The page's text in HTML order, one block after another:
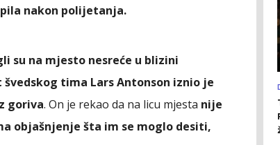
nakon polijetanja.
su na mjesto nesreće u blizini
tima Lars Antonson iznio je
goriva. On je rekao da na licu mjesta nije
objašnjenje šta im se moglo desiti,